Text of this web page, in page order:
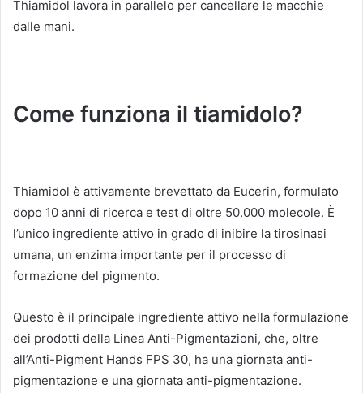
Thiamidol lavora in parallelo per cancellare le macchie
dalle mani.
Come funziona il tiamidolo?
Thiamidol è attivamente brevettato da Eucerin, formulato
dopo 10 anni di ricerca e test di oltre 50.000 molecole. È
l’unico ingrediente attivo in grado di inibire la tirosinasi
umana, un enzima importante per il processo di
formazione del pigmento.
Questo è il principale ingrediente attivo nella formulazione
dei prodotti della Linea Anti-Pigmentazioni, che, oltre
all’Anti-Pigment Hands FPS 30, ha una giornata anti-
pigmentazione e una giornata anti-pigmentazione.